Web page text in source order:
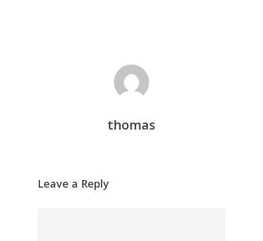
thomas
Leave a Reply